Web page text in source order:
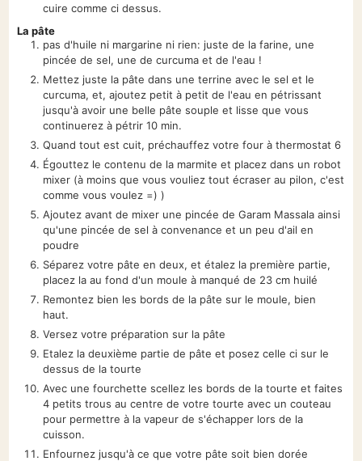
cuire comme ci dessus.
La pâte
pas d'huile ni margarine ni rien: juste de la farine, une
pincée de sel, une de curcuma et de l'eau !
Mettez juste la pâte dans une terrine avec le sel et le
curcuma, et, ajoutez petit à petit de l'eau en pétrissant
jusqu'à avoir une belle pâte souple et lisse que vous
continuerez à pétrir 10 min.
Quand tout est cuit, préchauffez votre four à thermostat 6
Égouttez le contenu de la marmite et placez dans un robot
mixer (à moins que vous vouliez tout écraser au pilon, c'est
comme vous voulez =) )
Ajoutez avant de mixer une pincée de Garam Massala ainsi
qu'une pincée de sel à convenance et un peu d'ail en
poudre
Séparez votre pâte en deux, et étalez la première partie,
placez la au fond d'un moule à manqué de 23 cm huilé
Remontez bien les bords de la pâte sur le moule, bien
haut.
Versez votre préparation sur la pâte
Etalez la deuxième partie de pâte et posez celle ci sur le
dessus de la tourte
Avec une fourchette scellez les bords de la tourte et faites
4 petits trous au centre de votre tourte avec un couteau
pour permettre à la vapeur de s'échapper lors de la
cuisson.
Enfournez jusqu'à ce que votre pâte soit bien dorée